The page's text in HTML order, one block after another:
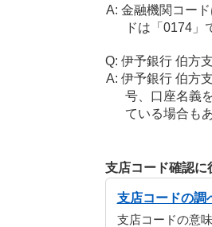
金融機関コー
ドは「0174」
伊予銀行 伯方
伊予銀行 伯方
号、口座名義
ている場合も
支店コード確認に
支店コードの調
支店コードの意